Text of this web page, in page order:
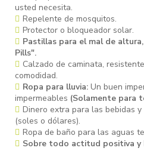
usted necesita.
Repelente de mosquitos.
Protector o bloqueador solar.
Pastillas para el mal de
Pills".
Calzado de caminata,
comodidad.
Ropa para lluvia: Un buen
impermeables (Solamente para
Dinero extra para las bebidas
(soles o dólares).
Ropa de baño para las aguas
Sobre todo actitud positiva y